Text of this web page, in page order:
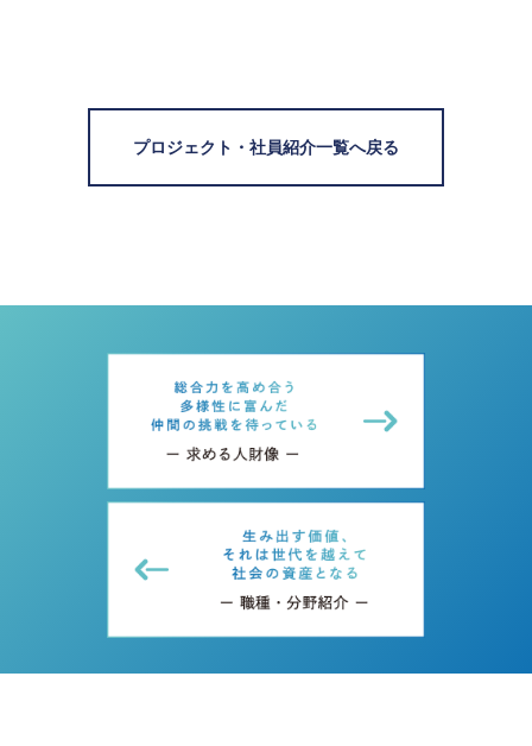
プロジェクト・社員紹介一覧へ戻る